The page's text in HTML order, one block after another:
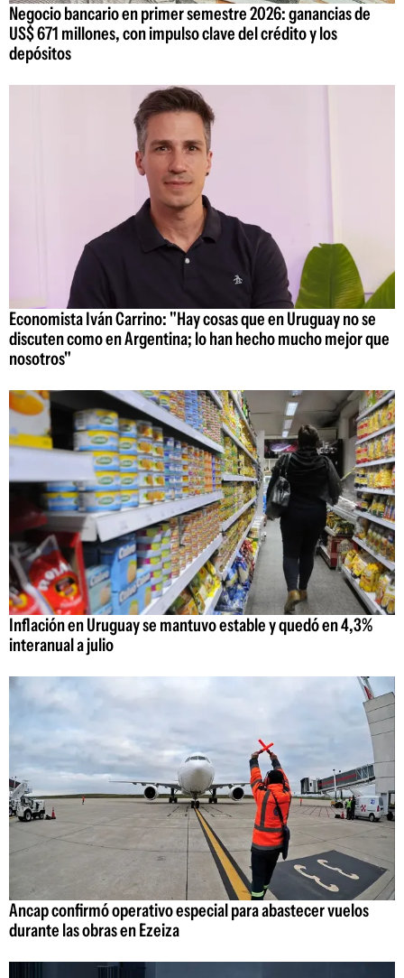
Negocio bancario en primer semestre 2026: ganancias de
US$ 671 millones, con impulso clave del crédito y los
depósitos
Economista Iván Carrino: "Hay cosas que en Uruguay no se
discuten como en Argentina; lo han hecho mucho mejor que
nosotros"
Inflación en Uruguay se mantuvo estable y quedó en 4,3%
interanual a julio
Ancap confirmó operativo especial para abastecer vuelos
durante las obras en Ezeiza